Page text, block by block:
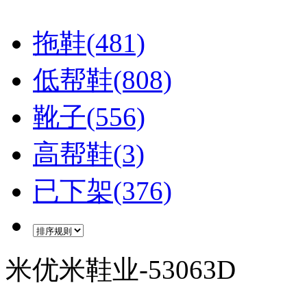
拖鞋(481)
低帮鞋(808)
靴子(556)
高帮鞋(3)
已下架(376)
米优米鞋业-53063D